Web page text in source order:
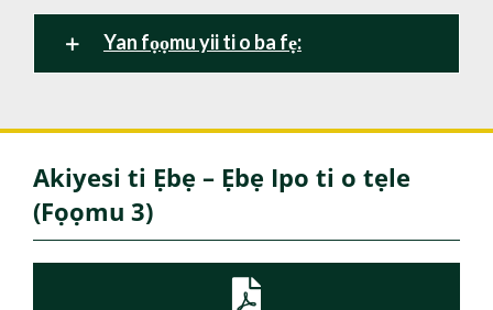
Yan fọọmu yii ti o ba fẹ:
Akiyesi ti Ẹbẹ – Ẹbẹ Ipo ti o tẹle
(Fọọmu 3)